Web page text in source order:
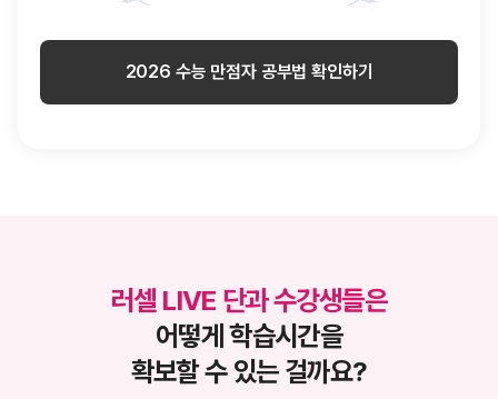
2026 수능 만점자 공부법 확인하기
러셀 LIVE 단과 수강생들은
어떻게 학습시간을
확보할 수 있는 걸까요?